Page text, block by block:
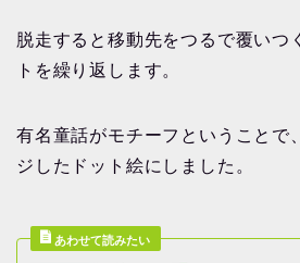
脱走すると移動先をつるで覆いつ
トを繰り返します。
有名童話がモチーフということで
ジしたドット絵にしました。